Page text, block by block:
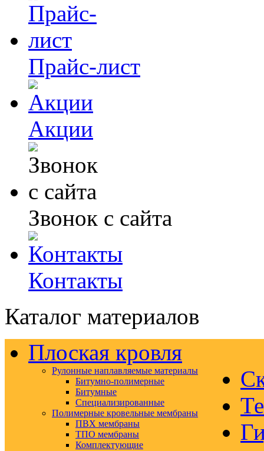
Прайс-лист
Акции
Звонок с сайта
Контакты
Каталог материалов
Плоская кровля
Рулонные наплавляемые материалы
Битумно-полимерные
Битумные
Специализированные
Полимерные кровельные мембраны
ПВХ мембраны
ТПО мембраны
Комплектующие